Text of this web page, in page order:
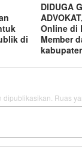
di
DIDUGA
Online di
Member
dipublikasikan. Ruas